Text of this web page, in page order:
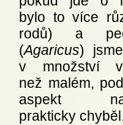
bylo to více
rodů) a
(Agaricus)
v množství
než malém,
aspekt
prakticky